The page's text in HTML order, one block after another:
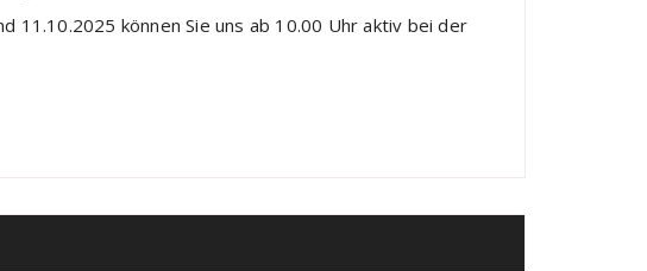
11.10.2025 können Sie uns ab 10.00 Uhr aktiv bei der